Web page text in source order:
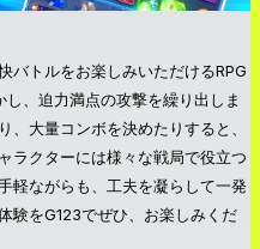
バトルをお楽しみいただけるRPG
、迫力満点の攻撃を繰り出しま
、大量コンボを決めたりすると、
ラクターには様々な戦局で役立つ
軽ながらも、工夫を凝らして一発
験をG123でぜひ、お楽しみくだ